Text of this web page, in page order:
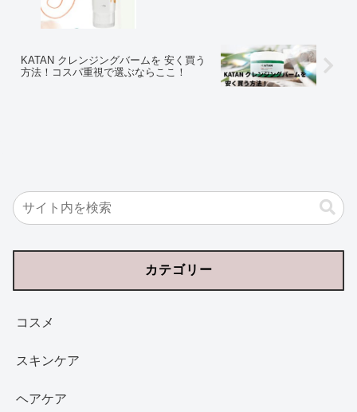
KATAN クレンジングバームを 安く買う
方法！コスパ重視で選ぶならここ！
カテゴリー
コスメ
スキンケア
ヘアケア